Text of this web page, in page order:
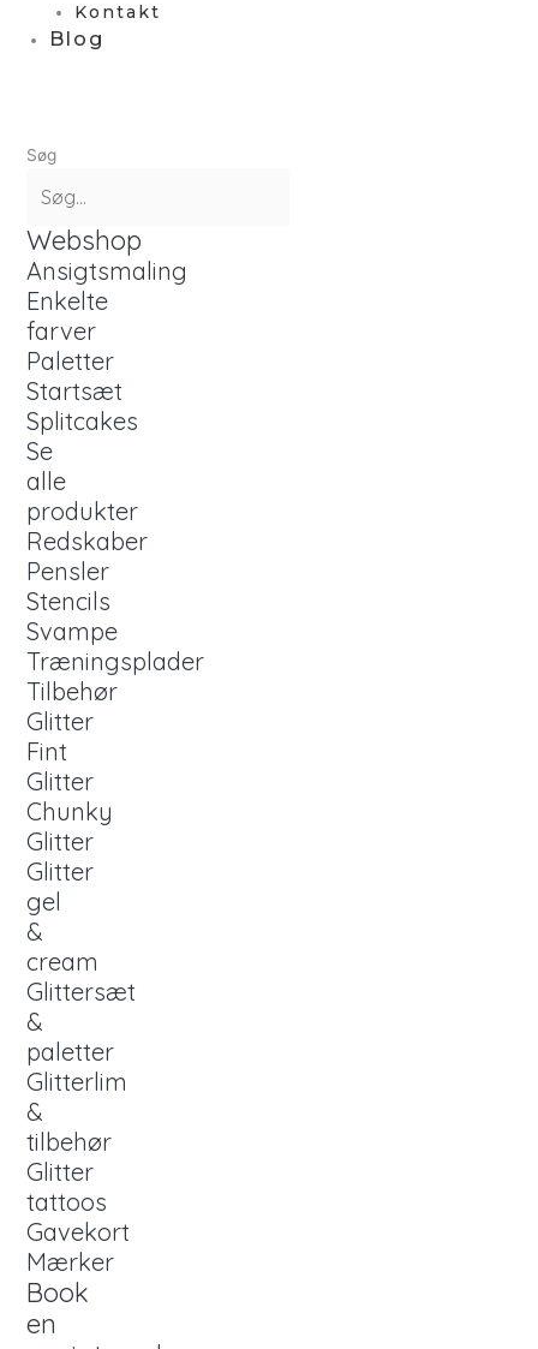
Kontakt
Blog
Søg
Webshop
Ansigtsmaling
Enkelte
farver
Paletter
Startsæt
Splitcakes
Se
alle
produkter
Redskaber
Pensler
Stencils
Svampe
Træningsplader
Tilbehør
Glitter
Fint
Glitter
Chunky
Glitter
Glitter
gel
&
cream
Glittersæt
&
paletter
Glitterlim
&
tilbehør
Glitter
tattoos
Gavekort
Mærker
Book
en